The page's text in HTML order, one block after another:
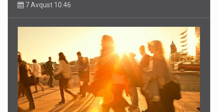
7 Avqust 10:46